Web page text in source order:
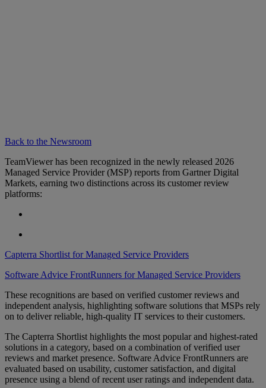
Back to the Newsroom
TeamViewer has been recognized in the newly released 2026
Managed Service Provider (MSP) reports from Gartner Digital
Markets, earning two distinctions across its customer review
platforms:
Capterra Shortlist for Managed Service Providers
Software Advice FrontRunners for Managed Service Providers
These recognitions are based on verified customer reviews and
independent analysis, highlighting software solutions that MSPs rely
on to deliver reliable, high-quality IT services to their customers.
The Capterra Shortlist highlights the most popular and highest-rated
solutions in a category, based on a combination of verified user
reviews and market presence. Software Advice FrontRunners are
evaluated based on usability, customer satisfaction, and digital
presence using a blend of recent user ratings and independent data.